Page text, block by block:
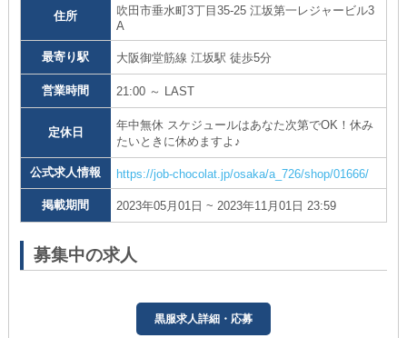
住所
吹田市垂水町3丁目35-25 江坂第一レジャービル3
A
最寄り駅 大阪御堂筋線 江坂駅 徒歩5分
営業時間 21:00 ～ LAST
定休日
年中無休 スケジュールはあなた次第でOK！休み
たいときに休めますよ♪
公式求人情報 https://job-chocolat.jp/osaka/a_726/shop/01666/
掲載期間 2023年05月01日 ~ 2023年11月01日 23:59
募集中の求人
黒服求人詳細・応募